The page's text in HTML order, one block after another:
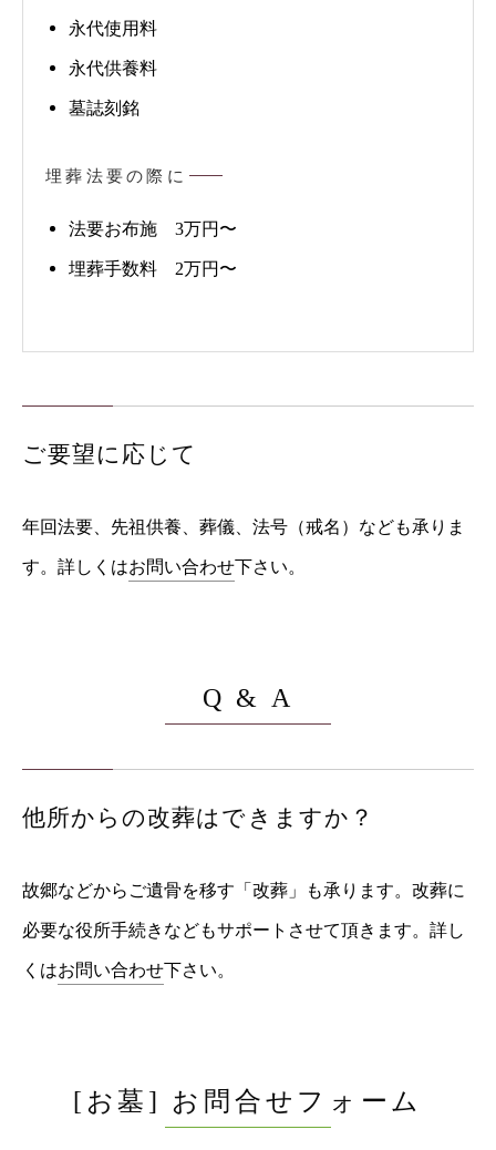
永代使用料
永代供養料
墓誌刻銘
埋葬法要の際に
法要お布施 3万円〜
埋葬手数料 2万円〜
ご要望に応じて
年回法要、先祖供養、葬儀、法号（戒名）なども承りま
す。詳しくはお問い合わせ下さい。
Q & A
他所からの改葬はできますか？
故郷などからご遺骨を移す「改葬」も承ります。改葬に
必要な役所手続きなどもサポートさせて頂きます。詳し
くはお問い合わせ下さい。
[お墓] お問合せフォーム